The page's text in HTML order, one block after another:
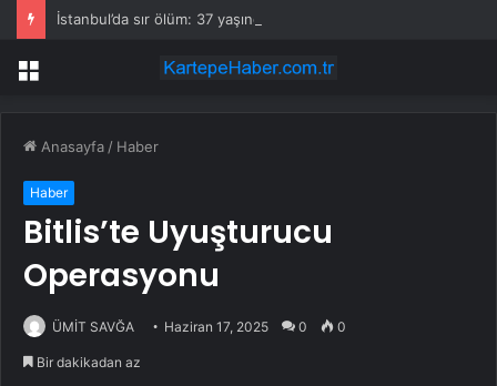
Menü
Anasayfa / Haber
Haber
Bitlis’te Uyuşturucu
Operasyonu
ÜMİT SAVĞA Haziran 17, 2025 0 0
Bir dakikadan az